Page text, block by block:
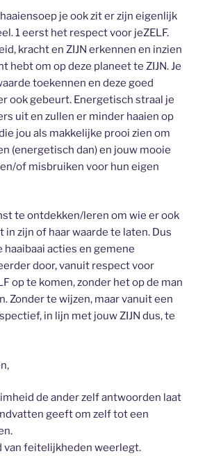
je ook zit er zijn eigenlijk
1 eerst het respect voor jeZELF.
kracht en ZIJN erkennen en inzien
hebt om op deze planeet te ZIJN. Je
toekennen en deze goed
ook gebeurt. Energetisch straal je
uit en zullen er minder haaien op
jou als makkelijke prooi zien om
(energetisch dan) en jouw mooie
of misbruiken voor hun eigen
te ontdekken/leren om wie er ook
zijn of haar waarde te laten. Dus
acties en gemene
door, vanuit respect voor
op te komen, zonder het op de man
Zonder te wijzen, maar vanuit een
in lijn met jouw ZIJN dus, te
de ander zelf antwoorden laat
geeft om zelf tot een
van feitelijkheden weerlegt.